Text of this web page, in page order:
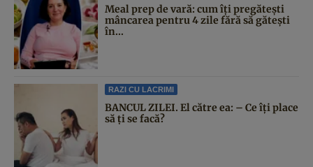
Meal prep de vară: cum îți pregătești
mâncarea pentru 4 zile fără să gătești
în...
RAZI CU LACRIMI
BANCUL ZILEI. El către ea: – Ce îți place
să ți se facă?